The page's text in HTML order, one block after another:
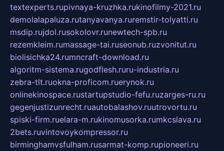
textexperts.rupivnaya-kruzhka.rukinofilmy-2021.ru
demolalapaluza.rutanyavanya.ruremstir-tolyatti.ru
msdip.rujdol.rusokolovr.runewtech-spb.ru
rezemkleim.rumassage-tai.ruseonub.ruzvonitut.ru
biolisichka24.rumncraft-download.ru
algoritm-sistema.rugodflesh.ruru-industria.ru
zebra-tlt.ruokna-proficom.ruerynok.ru
onlinekinospace.rustartupstudio-fefu.ruzarges-ru.ru
gegenjustizunrecht.ruautobalashov.ruutrovortu.ru
spiski-firm.ruelara-m.rukinomusorka.rumkcslava.ru
2bets.ruvintovoykompressor.ru
birminghamvsfulham.rusarmat-komp.rupioneeri.ru